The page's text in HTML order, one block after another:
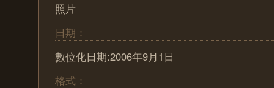
照片
日期：
數位化日期:2006年9月1日
格式：